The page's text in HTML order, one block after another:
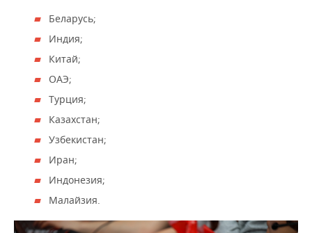
Беларусь;
Индия;
Китай;
ОАЭ;
Турция;
Казахстан;
Узбекистан;
Иран;
Индонезия;
Малайзия.